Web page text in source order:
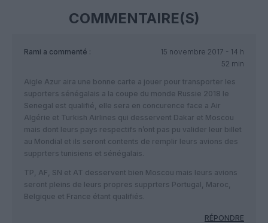
COMMENTAIRE(S)
Rami a commenté :
15 novembre 2017 - 14 h
52 min
Aigle Azur aira une bonne carte a jouer pour transporter les
suporters sénégalais a la coupe du monde Russie 2018 le
Senegal est qualifié, elle sera en concurence face a Air
Algérie et Turkish Airlines qui desservent Dakar et Moscou
mais dont leurs pays respectifs n’ont pas pu valider leur billet
au Mondial et ils seront contents de remplir leurs avions des
supprters tunisiens et sénégalais.
TP, AF, SN et AT desservent bien Moscou mais leurs avions
seront pleins de leurs propres supprters Portugal, Maroc,
Belgique et France étant qualifiés.
RÉPONDRE